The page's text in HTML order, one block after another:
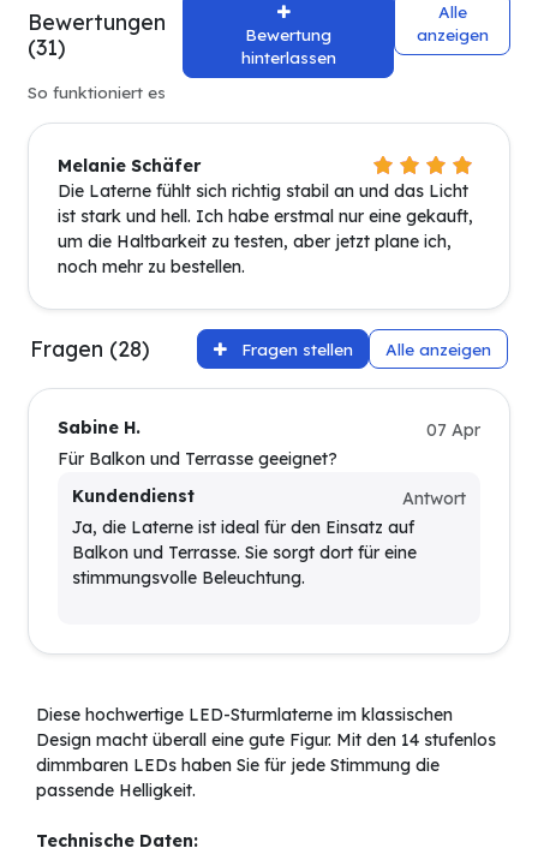
Bewertungen
(31)
Bewertung
hinterlassen
Alle
anzeigen
So funktioniert es
Melanie Schäfer
Die Laterne fühlt sich richtig stabil an und das Licht
ist stark und hell. Ich habe erstmal nur eine gekauft,
um die Haltbarkeit zu testen, aber jetzt plane ich,
noch mehr zu bestellen.
Fragen (28) Fragen stellen Alle anzeigen
Sabine H.
07 Apr
Für Balkon und Terrasse geeignet?
Kundendienst
Antwort
Ja, die Laterne ist ideal für den Einsatz auf
Balkon und Terrasse. Sie sorgt dort für eine
stimmungsvolle Beleuchtung.
Diese hochwertige LED-Sturmlaterne im klassischen
Design macht überall eine gute Figur. Mit den 14 stufenlos
dimmbaren LEDs haben Sie für jede Stimmung die
passende Helligkeit.
Technische Daten: